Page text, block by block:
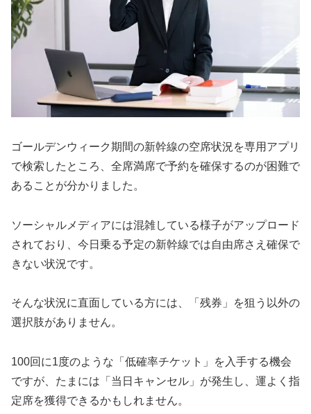
ゴールデンウィーク期間の新幹線の空席状況を専用アプリ
で検索したところ、全席満席で予約を確保するのが困難で
あることが分かりました。
ソーシャルメディアには混雑している様子がアップロード
されており、今日乗る予定の新幹線では自由席さえ確保で
きない状況です。
そんな状況に直面している方には、「残券」を狙う以外の
選択肢がありません。
100回に1度のような「低確率チケット」を入手する機会
ですが、たまには「当日キャンセル」が発生し、運よく指
定席を獲得できるかもしれません。